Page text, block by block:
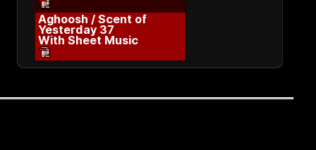
Aghoosh / Scent of
Yesterday 37
With Sheet Music